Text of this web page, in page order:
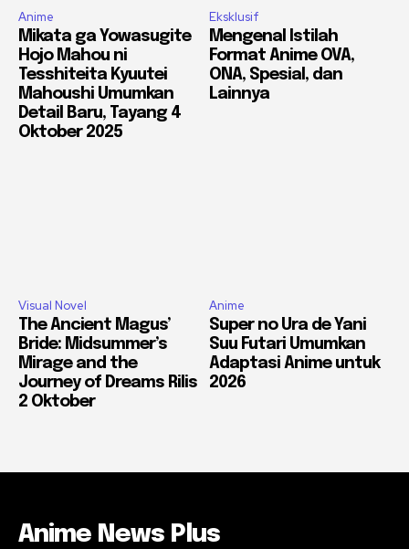
Anime
Mikata ga Yowasugite
Hojo Mahou ni
Tesshiteita Kyuutei
Mahoushi Umumkan
Detail Baru, Tayang 4
Oktober 2025
Eksklusif
Mengenal Istilah
Format Anime OVA,
ONA, Spesial, dan
Lainnya
Visual Novel
The Ancient Magus’
Bride: Midsummer’s
Mirage and the
Journey of Dreams Rilis
2 Oktober
Anime
Super no Ura de Yani
Suu Futari Umumkan
Adaptasi Anime untuk
2026
Anime News Plus